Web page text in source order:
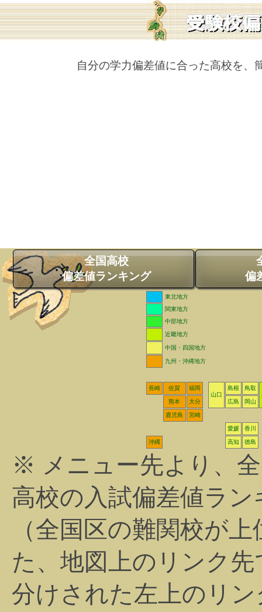
自分の学力偏差値に合った高校を、
全国高校
偏差値ランキング
偏
東北地方
関東地方
中部地方
近畿地方
中国・四国地方
九州・沖縄地方
長崎 佐賀
福岡
山口
島根
鳥取
熊本
大分 広島 岡山
鹿児島 宮崎
愛媛 香川
沖縄 高知 徳島
※ メニュー先より、
高校の入試偏差値ラ
（全国区の難関校が
た、地図上のリンク
分けされた左上のリ